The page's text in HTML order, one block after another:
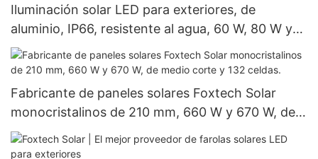
Iluminación solar LED para exteriores, de
aluminio, IP66, resistente al agua, 60 W, 80 W y
100 W.
Fabricante de paneles solares Foxtech Solar
monocristalinos de 210 mm, 660 W y 670 W, de
medio corte y 132 celdas.